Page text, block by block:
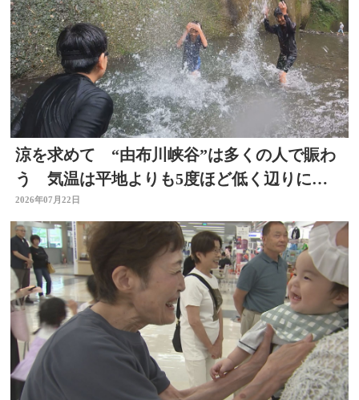
涼を求めて “由布川峡谷”は多くの人で賑わ
う 気温は平地よりも5度ほど低く辺りには
涼しい風も 大分
2026年07月22日